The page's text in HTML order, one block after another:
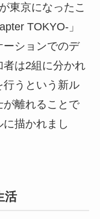
東京になったこ
TOKYO-」
ーションでのデ
は2組に分かれ
行うという新ル
が離れることで
描かれまし
活